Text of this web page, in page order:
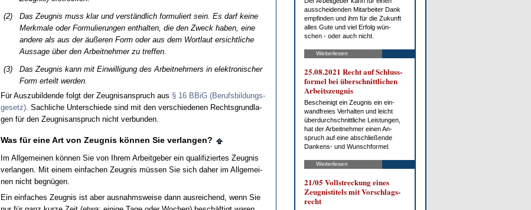
(2)
Das Zeug­nis muss klar und verständ­lich for­mu­liert sein. Es darf kei­ne
Merk­ma­le oder For­mu­lie­run­gen ent­hal­ten, die den Zweck ha­ben, ei­ne
an­de­re als aus der äußeren Form oder aus dem Wort­laut er­sicht­li­che
Aus­sa­ge über den Ar­beit­neh­mer zu tref­fen.
(3)
Das Zeug­nis kann mit Ein­wil­li­gung des Ar­beit­neh­mers in elek­tro­ni­scher
Form er­teilt wer­den.
Für Aus­zu­bil­den­de folgt der Zeug­nis­an­spruch aus § 16 BBiG (Be­rufs­bil­dungs­
ge­setz). Sach­li­che Un­ter­schie­de sind mit den ver­schie­de­nen Rechts­grund­la­
gen für den Zeug­nis­an­spruch nicht ver­bun­den.
Was für ei­ne Art von Zeug­nis können Sie ver­lan­gen?
Im All­ge­mei­nen können Sie von Ih­rem Ar­beit­ge­ber ein qua­li­fi­zier­tes Zeug­nis
ver­lan­gen. Mit ei­nem ein­fa­chen Zeug­nis müssen Sie sich da­her im All­ge­mei­
nen nicht be­gnügen.
Ein ein­fa­ches Zeug­nis ist aber aus­nahms­wei­se dann aus­rei­chend, wenn Sie
aus­schei­den­den Mit­ar­bei­ter Dank
emp­fin­den und ihm für die Zu­kunft
al­les Gu­te und viel Er­folg wün­
schen - oder auch nicht.
Weiterlesen
25.08.2021 Recht auf Schluss­
for­mel bei über­schnitt­li­chen
Ar­beits­zeug­nis
Be­schei­nigt ein Zeug­nis ein ein­
wand­frei­es Ver­hal­ten und leicht
über­durch­schnitt­li­che Leis­tun­gen,
hat der Ar­beit­neh­mer ei­nen An­
spruch auf ei­ne ab­schlie­ßen­de
Dan­kens- und Wunsch­for­mel.
Weiterlesen
21/05 Voll­stre­ckung ei­nes
Zeug­nis­ti­tels mit Vor­schlags­
recht